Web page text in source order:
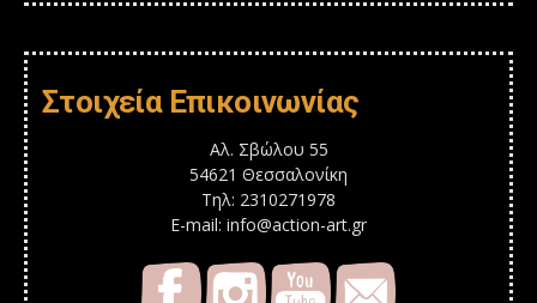
Στοιχεία Επικοινωνίας
Αλ. Σβώλου 55
54621 Θεσσαλονίκη
Τηλ: 2310271978
E-mail: info@action-art.gr